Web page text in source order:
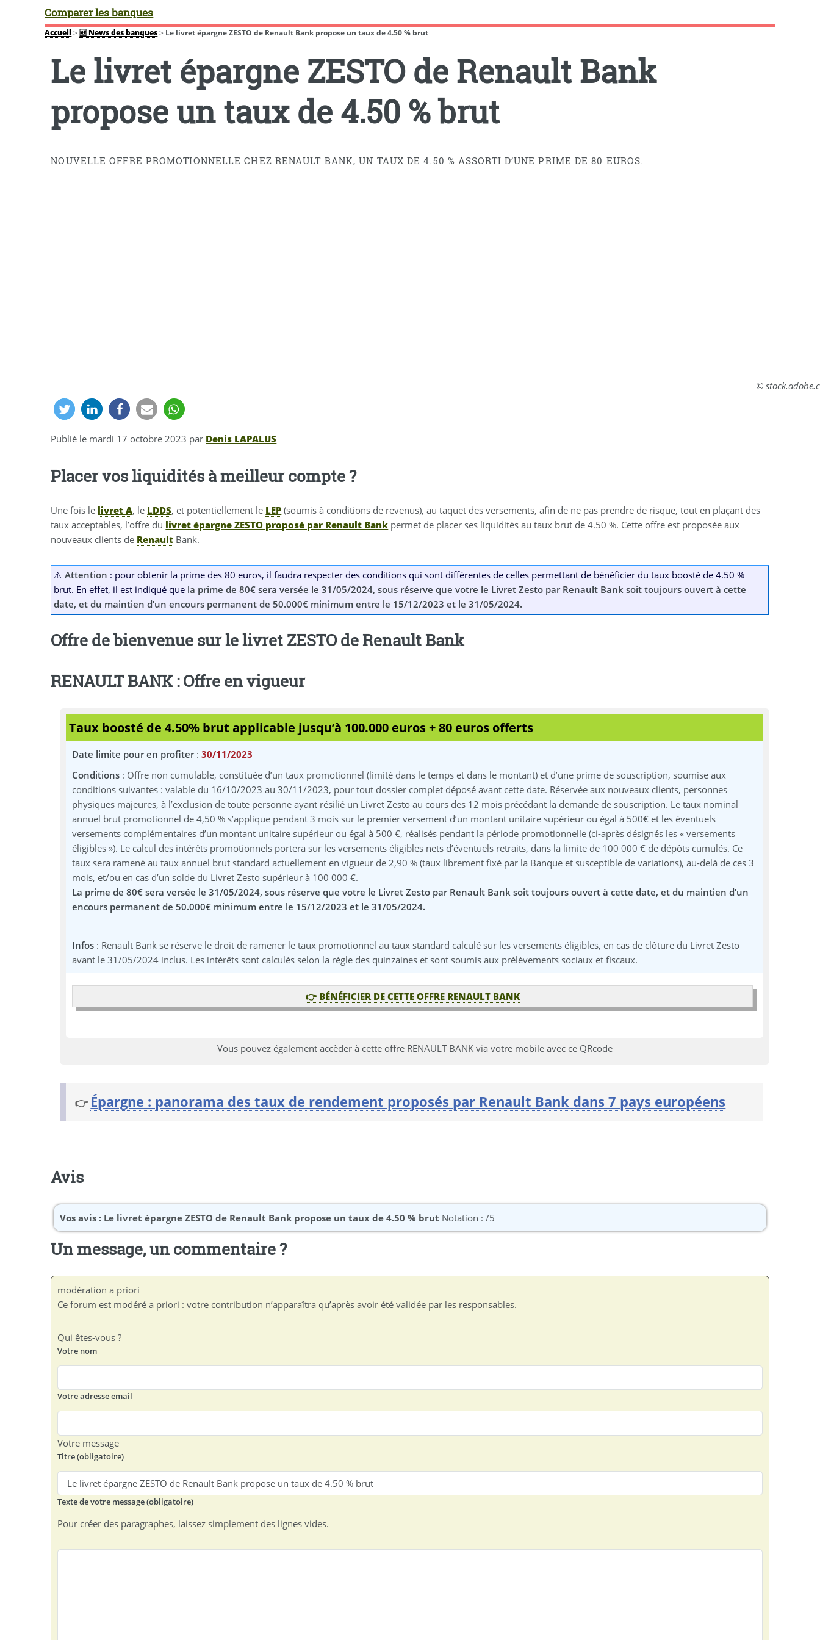
Comparer les banques
Accueil >🆕 News des banques> Le livret épargne ZESTO de Renault Bank propose un taux de 4.50 % brut
Le livret épargne ZESTO de Renault Bank
propose un taux de 4.50 % brut
NOUVELLE OFFRE PROMOTIONNELLE CHEZ RENAULT BANK, UN TAUX DE 4.50 % ASSORTI D’UNE PRIME DE 80 EUROS.
©
Publié le mardi 17 octobre 2023 par Denis LAPALUS
Placer vos liquidités à meilleur compte ?
Une fois le livret A, le LDDS, et potentiellement le LEP (soumis à conditions de revenus), au taquet des versements, afin de ne pas prendre de risque, tout en plaçant des
taux acceptables, l’offre du livret épargne ZESTO proposé par Renault Bank permet de placer ses liquidités au taux brut de 4.50 %. Cette offre est proposée aux
nouveaux clients de Renault Bank.
⚠️ Attention : pour obtenir la prime des 80 euros, il faudra respecter des conditions qui sont différentes de celles permettant de bénéficier du taux boosté de 4.50 %
brut. En effet, il est indiqué que la prime de 80€ sera versée le 31/05/2024, sous réserve que votre le Livret Zesto par Renault Bank soit toujours ouvert à cette
date, et du maintien d’un encours permanent de 50.000€ minimum entre le 15/12/2023 et le 31/05/2024.
Offre de bienvenue sur le livret ZESTO de Renault Bank
RENAULT BANK : Offre en vigueur
Taux boosté de 4.50% brut applicable jusqu’à 100.000 euros + 80 euros offerts
Date limite pour en profiter:30/11/2023
Conditions : Offre non cumulable, constituée d’un taux promotionnel (limité dans le temps et dans le montant) et d’une prime de souscription, soumise aux
conditions suivantes : valable du 16/10/2023 au 30/11/2023, pour tout dossier complet déposé avant cette date. Réservée aux nouveaux clients, personnes
physiques majeures, à l’exclusion de toute personne ayant résilié un Livret Zesto au cours des 12 mois précédant la demande de souscription. Le taux nominal
annuel brut promotionnel de 4,50 % s’applique pendant 3 mois sur le premier versement d’un montant unitaire supérieur ou égal à 500€ et les éventuels
versements complémentaires d’un montant unitaire supérieur ou égal à 500 €, réalisés pendant la période promotionnelle (ci-après désignés les « versements
éligibles »). Le calcul des intérêts promotionnels portera sur les versements éligibles nets d’éventuels retraits, dans la limite de 100 000 € de dépôts cumulés. Ce
taux sera ramené au taux annuel brut standard actuellement en vigueur de 2,90 % (taux librement fixé par la Banque et susceptible de variations), au-delà de ces 3
mois, et/ou en cas d’un solde du Livret Zesto supérieur à 100 000 €.
La prime de 80€ sera versée le 31/05/2024, sous réserve que votre le Livret Zesto par Renault Bank soit toujours ouvert à cette date, et du maintien d’un
encours permanent de 50.000€ minimum entre le 15/12/2023 et le 31/05/2024.
Infos : Renault Bank se réserve le droit de ramener le taux promotionnel au taux standard calculé sur les versements éligibles, en cas de clôture du Livret Zesto
avant le 31/05/2024 inclus. Les intérêts sont calculés selon la règle des quinzaines et sont soumis aux prélèvements sociaux et fiscaux.
👉 BÉNÉFICIER DE CETTE OFFRE RENAULT BANK
Vous pouvez également accèder à cette offre RENAULT BANK via votre mobile avec ce QRcode
👉 Épargne : panorama des taux de rendement proposés par Renault Bank dans 7 pays européens
Avis
Vos avis : Le livret épargne ZESTO de Renault Bank propose un taux de 4.50 % brut Notation : /5
Un message, un commentaire ?
modération a priori
Ce forum est modéré a priori : votre contribution n’apparaîtra qu’après avoir été validée par les responsables.
Qui êtes-vous ?
Votre nom
Votre adresse email
Votre message
Titre (obligatoire)
Texte de votre message (obligatoire)
Pour créer des paragraphes, laissez simplement des lignes vides.